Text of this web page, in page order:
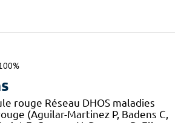
rouge Réseau DHOS maladies
(Aguilar-Martinez P, Badens C,